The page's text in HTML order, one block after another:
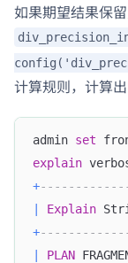
如果期望结果保
计算规则，计算
admin set
explain
+
Explain
+
PLAN